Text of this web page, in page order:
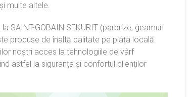
multe altele.
SAINT-GOBAIN SEKURIT (parbrize, geamuri
produse de înaltă calitate pe piața locală.
noștri acces la tehnologiile de vârf
astfel la siguranța și confortul clienților